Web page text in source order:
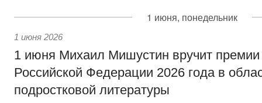
1 июня, понедельник
1 июня 2026
1 июня Михаил Мишустин вручит премии
Российской Федерации 2026 года в
подростковой литературы